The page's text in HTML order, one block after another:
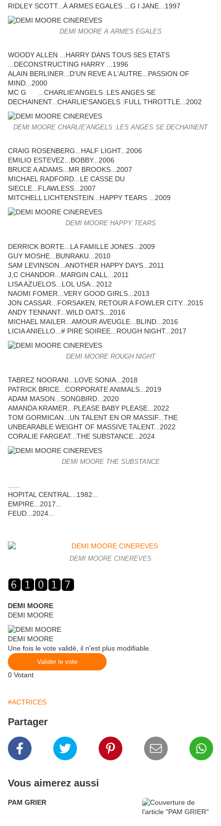
RIDLEY SCOTT...À ARMES EGALES ...G I JANE...1997
DEMI MOORE A ARMES EGALES
WOODY ALLEN ...HARRY DANS TOUS SES ETATS
...DECONSTRUCTING HARRY ...1996
ALAIN BERLINER...D'UN REVE A L'AUTRE...PASSION OF
MIND...2000
MC G ...CHARLIE'ANGELS :LES ANGES SE
DECHAINENT...CHARLIE'SANGELS :FULL THROTTLE...2002
DEMI MOORE CHARLIE'ANGELS :LES ANGES SE DECHAINENT
CRAIG ROSENBERG...HALF LIGHT...2006
EMILIO ESTEVEZ...BOBBY...2006
BRUCE A ADAMS...MR BROOKS...2007
MICHAEL RADFORD...LE CASSE DU
SIECLE...FLAWLESS...2007
MITCHELL LICHTENSTEIN...HAPPY TEARS ...2009
DEMI MOORE HAPPY TEARS
DERRICK BORTE...LA FAMILLE JONES...2009
GUY MOSHE...BUNRAKU...2010
SAM LEVINSON...ANOTHER HAPPY DAYS...2011
J,C CHANDOR...MARGIN CALL...2011
LISA AZUELOS...LOL USA...2012
NAOMI FOMER...VERY GOOD GIRLS...2013
JON CASSAR...FORSAKEN, RETOUR A FOWLER CITY...2015
ANDY TENNANT...WILD OATS...2016
MICHAEL MAILER...AMOUR AVEUGLE...BLIND...2016
LICIA ANIELLO...# PIRE SOIREE...ROUGH NIGHT...2017
DEMI MOORE ROUGH NIGHT
TABREZ NOORANI...LOVE SONIA...2018
PATRICK BRICE...CORPORATE ANIMALS...2019
ADAM MASON...SONGBIRD...2020
AMANDA KRAMER...PLEASE BABY PLEASE...2022
TOM GORMICAN...UN TALENT EN OR MASSIF...THE
UNBEARABLE WEIGHT OF MASSIVE TALENT...2022
CORALIE FARGEAT...THE SUBSTANCE...2024
DEMI MOORE THE SUBSTANCE
HOPITAL CENTRAL...1982...
EMPIRE...2017...
FEUD...2024...
DEMI MOORE CINEREVES
DEMI MOORE
DEMI MOORE
DEMI MOORE
Une fois le vote validé, il n'est plus modifiable.
Valider le vote
0 Votant
#ACTRICES
Partager
Vous aimerez aussi
PAM GRIER